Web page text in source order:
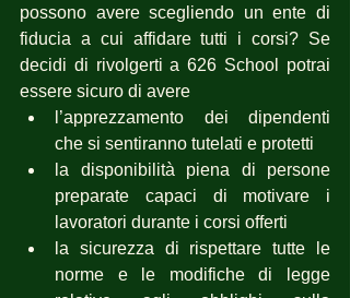
possono avere scegliendo un ente di
fiducia a cui affidare tutti i corsi? Se
decidi di rivolgerti a 626 School potrai
essere sicuro di avere
l’apprezzamento dei dipendenti
che si sentiranno tutelati e protetti
la disponibilità piena di persone
preparate capaci di motivare i
lavoratori durante i corsi offerti
la sicurezza di rispettare tutte le
norme e le modifiche di legge